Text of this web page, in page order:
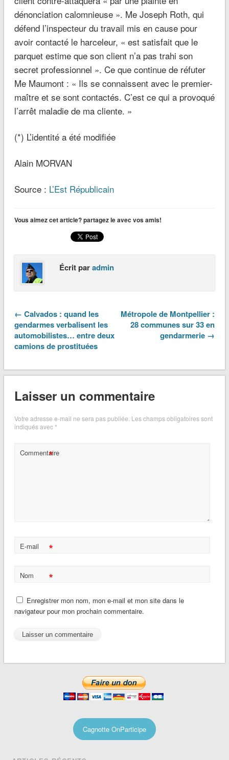
dénonciation calomnieuse ». Me Joseph Roth, qui
défend l’inspecteur du travail mis en cause pour
avoir contacté le harceleur, « est satisfait que le
parquet estime que son client n’a pas trahi son
secret professionnel ». Ce que continue de réfuter
Me Maumont : « Ils se connaissent avec le premier-
maître et se sont contactés. C’est ce qui a provoqué
l’arrêt maladie de ma cliente. »
(*) L’identité a été modifiée
Alain MORVAN
Source : L’Est Républicain
Vous aimez cet article? partagez le avec vos amis!
Écrit paradmin
← Calvados : quand les
gendarmes verbalisent les
automobilistes… entre deux
camions de prostituées
Métropole de Montpellier :
28 communes sur 33 en
gendarmerie →
Laisser un commentaire
Votre adresse e-mail ne sera pas publiée. Les champs obligatoires sont
indiqués avec*
Commentaire
*
E-mail *
Nom *
Enregistrer mon nom, mon e-mail et mon site dans le
navigateur pour mon prochain commentaire.
Cagnotte OnParticipe